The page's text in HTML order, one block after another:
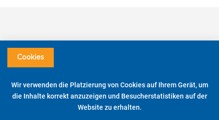
Pintor DIY Sets & Wallets
Bist du bereit, verschiedene Oberflächen und Objekte auf einfache
Weise anzupassen?
Bringe mit den Wallets und DIY-Sets des Pintor Farben in deine
Cookies
Wir verwenden die Platzierung von Cookies auf Ihrem Gerät, um
die Inhalte korrekt anzuzeigen und Besucherstatistiken auf der
Website zu erhalten.